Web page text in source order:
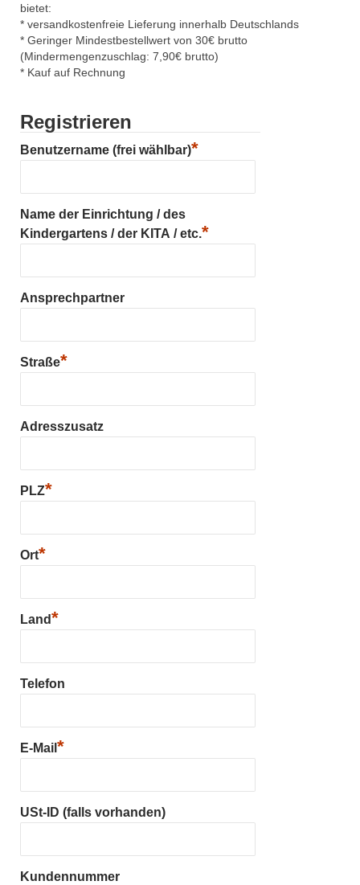
bietet:
* versandkostenfreie Lieferung innerhalb Deutschlands
* Geringer Mindestbestellwert von 30€ brutto
(Mindermengenzuschlag: 7,90€ brutto)
* Kauf auf Rechnung
Registrieren
Benutzername (frei wählbar)*
Name der Einrichtung / des
Kindergartens / der KITA / etc.*
Ansprechpartner
Straße*
Adresszusatz
PLZ*
Ort*
Land*
Telefon
E-Mail *
USt-ID (falls vorhanden)
Kundennummer